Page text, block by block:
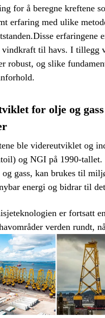
for å beregne kreftene
erfaring med ulike
til havs. I tillegg
robust, og slike
for olje og
ble videreutviklet og
og NGI på 1990-
gass, kan brukes til
energi og bidrar til
er fortsatt
verden rundt,